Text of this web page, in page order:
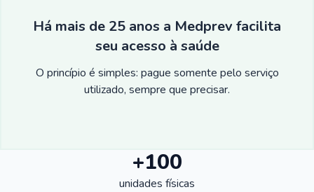
Há mais de 25 anos a Medprev facilita
seu acesso à saúde
O princípio é simples: pague somente pelo serviço
utilizado, sempre que precisar.
+100
unidades físicas